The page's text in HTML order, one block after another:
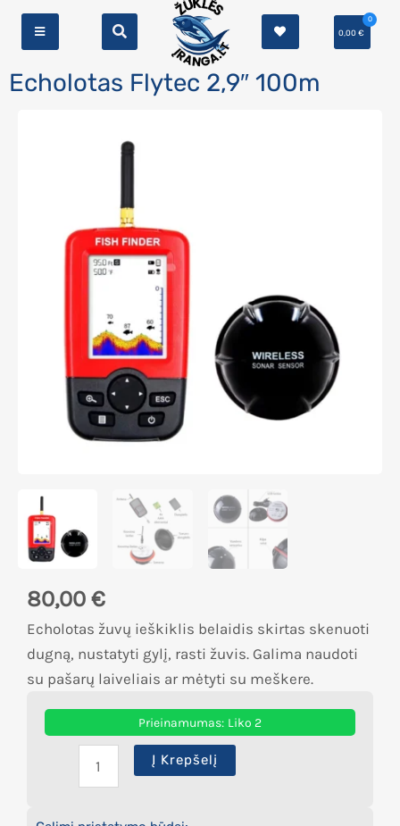
0,00€
0
Echolotas Flytec 2,9″ 100m
80,00 €
Echolotas žuvų ieškiklis belaidis skirtas skenuoti
dugną, nustatyti gylį, rasti žuvis. Galima naudoti
su pašarų laiveliais ar mėtyti su meškere.
Prieinamumas: Liko 2
Į Krepšelį